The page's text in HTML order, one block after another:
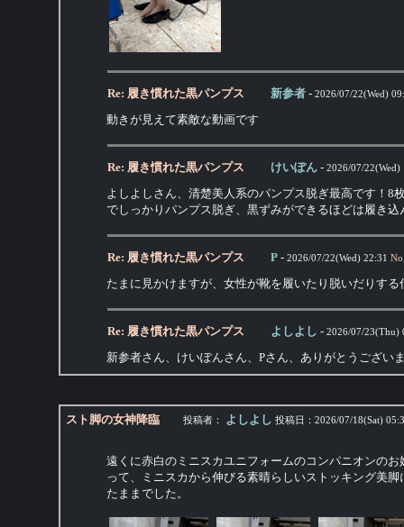
Re: 履き慣れた黒パンプス 新参者 - 2026/07/22(Wed)
動きが見えて素敵な動画です
Re: 履き慣れた黒パンプス けいぽん - 2026/07/22(Wed)
よしよしさん、清楚美人系のパンプス脱ぎ最高です！8
でしっかりパンプス脱ぎ、黒ずみができるほどは履き
Re: 履き慣れた黒パンプス P - 2026/07/22(Wed) 22:31
たまに見かけますが、女性が靴を履いたり脱いだりす
Re: 履き慣れた黒パンプス よしよし - 2026/07/23(Thu)
新参者さん、けいぽんさん、Pさん、ありがとうござ
スト脚の女神降臨 投稿者： よしよし 投稿日： 2026/07/18(Sat)
遠くに赤白のミニスカユニフォームのコンパニオンの
って、ミニスカから伸びる素晴らしいストッキング美
たままでした。